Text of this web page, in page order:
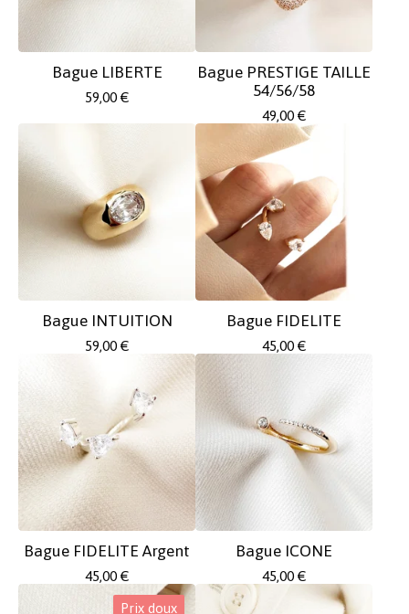
Bague LIBERTE
59,00 €
Bague PRESTIGE TAILLE
54/56/58
49,00 €
Bague INTUITION
59,00 €
Bague FIDELITE
45,00 €
Bague FIDELITE Argent
45,00 €
Bague ICONE
45,00 €
Prix doux